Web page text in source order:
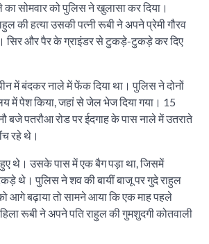
सोमवार को पुलिस ने खुलासा कर दिया।
की हत्या उसकी पत्नी रूबी ने अपने प्रेमी गौरव
सिर और पैर के ग्राइंडर से टुकड़े-टुकड़े कर दिए
में बंदकर नाले में फेंक दिया था। पुलिस ने दोनों
में पेश किया, जहां से जेल भेज दिया गया। 15
बजे पतरौआ रोड पर ईदगाह के पास नाले में उतराते
रहे थे।
थे। उसके पास में एक बैग पड़ा था, जिसमें
थे। पुलिस ने शव की बायीं बाजू पर गुदे राहुल
आगे बढ़ाया तो सामने आया कि एक माह पहले
रूबी ने अपने पति राहुल की गुमशुदगी कोतवाली